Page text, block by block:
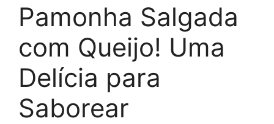
Pamonha Salgada
com Queijo! Uma
Delícia para
Saborear